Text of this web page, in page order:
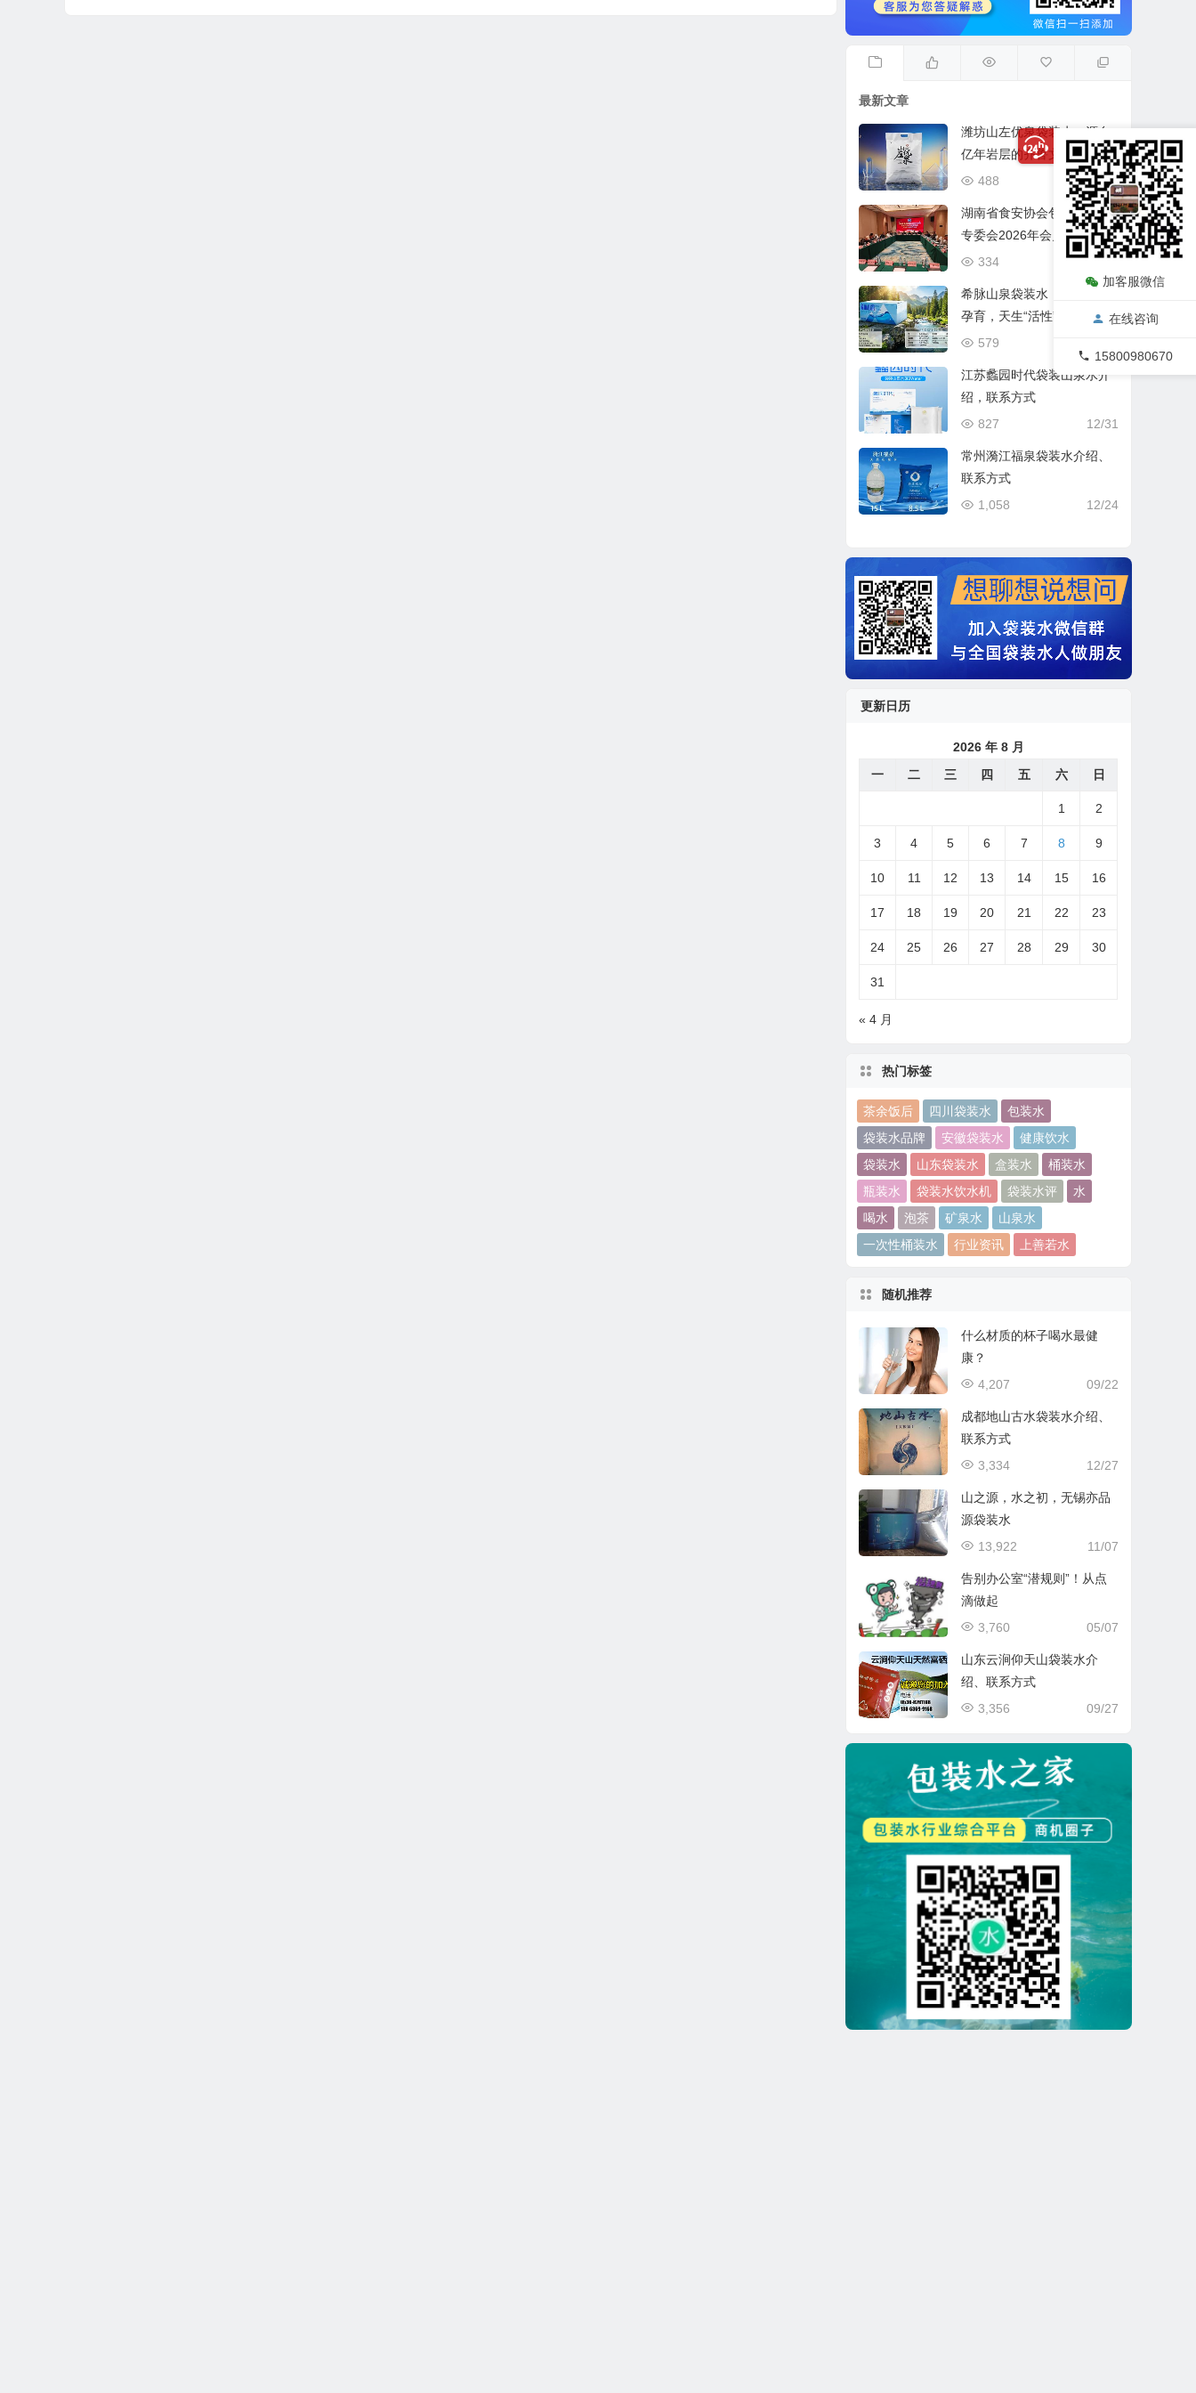
最新文章
潍坊山左优泉袋装水，源自
亿年岩层的齐鲁文化好水
04/01
488
湖南省食安协会包装饮用水
专委会2026年会员大会在长
沙圆满召开
03/31
334
希脉山泉袋装水：蒙山冰川
孕育，天生“活性”好水
579
江苏蠡园时代袋装山泉水介
绍，联系方式
12/31
827
常州漪江福泉袋装水介绍、
联系方式
12/24
1,058
更新日历
2026 年 8 月
一
二 三 四 五 六 日
1 2
3 4 5 6 7 8 9
10 11 12 13 14 15 16
17 18 19 20 21 22 23
24 25 26 27 28 29 30
31
« 4 月
热门标签
茶余饭后 四川袋装水
包装水
袋装水品牌
安徽袋装水
健康饮水
袋装水
山东袋装水 盒装水
桶装水
瓶装水
袋装水饮水机 袋装水评
水
喝水
泡茶 矿泉水
山泉水
一次性桶装水
行业资讯 上善若水
随机推荐
什么材质的杯子喝水最健
康？
09/22
4,207
成都地山古水袋装水介绍、
联系方式
12/27
3,334
山之源，水之初，无锡亦品
源袋装水
11/07
13,922
告别办公室“潜规则”！从点
滴做起
05/07
3,760
山东云涧仰天山袋装水介
绍、联系方式
09/27
3,356
加客服微信
在线咨询
15800980670